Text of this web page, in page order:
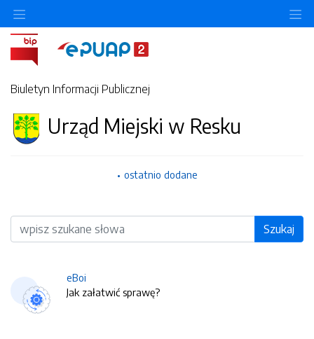
Biuletyn Informacji Publicznej
Urząd Miejski w Resku
ostatnio dodane
Wyszukiwarka Szukaj
eBoi
Jak załatwić sprawę?